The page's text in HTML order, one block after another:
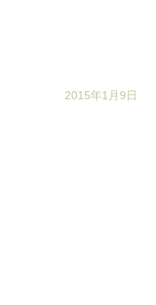
2015年1月9日